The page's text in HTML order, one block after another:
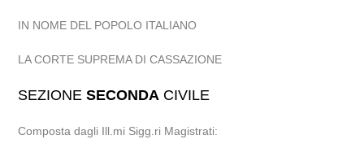
IN NOME DEL POPOLO ITALIANO
LA CORTE SUPREMA DI CASSAZIONE
SEZIONESECONDA CIVILE
Composta dagli Ill.mi Sigg.ri Magistrati: